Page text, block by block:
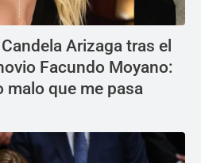
Arizaga tras el
Facundo Moyano:
malo que me pasa